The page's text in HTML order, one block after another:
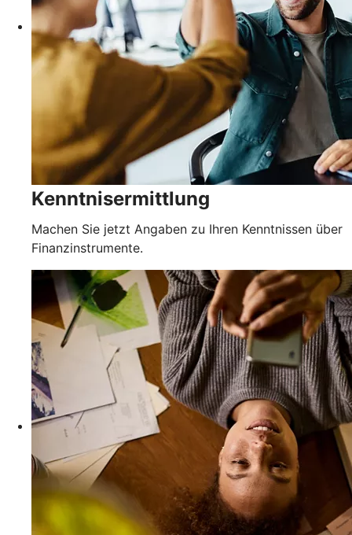
Kenntnisermittlung
Machen Sie jetzt Angaben zu Ihren Kenntnissen über
Finanzinstrumente.